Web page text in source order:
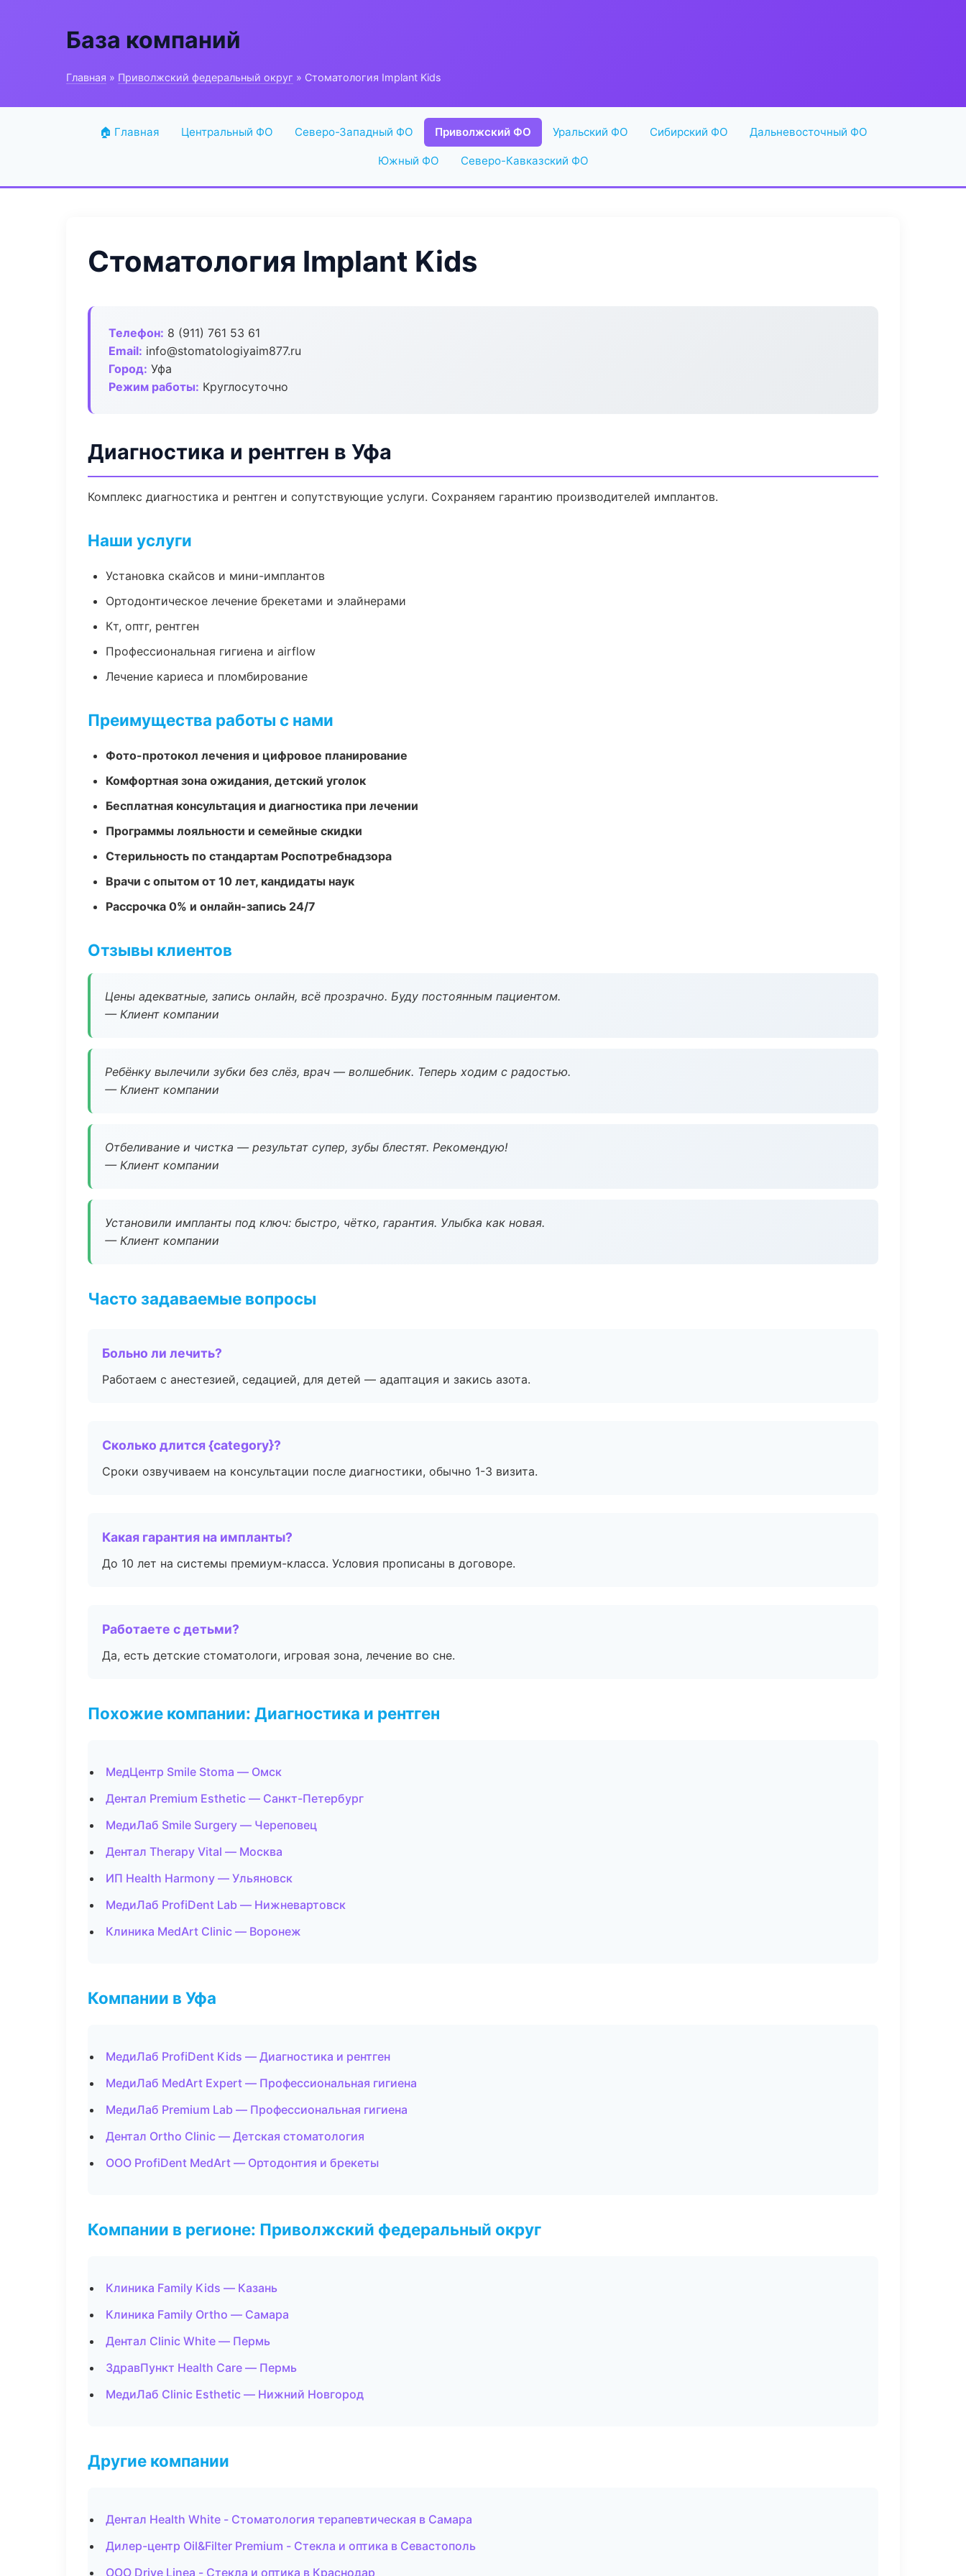
База компаний
Главная » Приволжский федеральный округ » Стоматология Implant Kids
🏠 Главная Центральный ФО Северо-Западный ФО Приволжский ФО Уральский ФО Сибирский ФО Дальневосточный ФО
Южный ФО Северо-Кавказский ФО
Стоматология Implant Kids
Телефон: 8 (911) 761 53 61
Email: info@stomatologiyaim877.ru
Город: Уфа
Режим работы: Круглосуточно
Диагностика и рентген в Уфа
Комплекс диагностика и рентген и сопутствующие услуги. Сохраняем гарантию производителей имплантов.
Наши услуги
Установка скайсов и мини-имплантов
Ортодонтическое лечение брекетами и элайнерами
Кт, оптг, рентген
Профессиональная гигиена и airflow
Лечение кариеса и пломбирование
Преимущества работы с нами
Фото-протокол лечения и цифровое планирование
Комфортная зона ожидания, детский уголок
Бесплатная консультация и диагностика при лечении
Программы лояльности и семейные скидки
Стерильность по стандартам Роспотребнадзора
Врачи с опытом от 10 лет, кандидаты наук
Рассрочка 0% и онлайн-запись 24/7
Отзывы клиентов
Цены адекватные, запись онлайн, всё прозрачно. Буду постоянным пациентом.
— Клиент компании
Ребёнку вылечили зубки без слёз, врач — волшебник. Теперь ходим с радостью.
— Клиент компании
Отбеливание и чистка — результат супер, зубы блестят. Рекомендую!
— Клиент компании
Установили импланты под ключ: быстро, чётко, гарантия. Улыбка как новая.
— Клиент компании
Часто задаваемые вопросы
Больно ли лечить?
Работаем с анестезией, седацией, для детей — адаптация и закись азота.
Сколько длится {category}?
Сроки озвучиваем на консультации после диагностики, обычно 1-3 визита.
Какая гарантия на импланты?
До 10 лет на системы премиум-класса. Условия прописаны в договоре.
Работаете с детьми?
Да, есть детские стоматологи, игровая зона, лечение во сне.
Похожие компании: Диагностика и рентген
МедЦентр Smile Stoma — Омск
Дентал Premium Esthetic — Санкт-Петербург
МедиЛаб Smile Surgery — Череповец
Дентал Therapy Vital — Москва
ИП Health Harmony — Ульяновск
МедиЛаб ProfiDent Lab — Нижневартовск
Клиника MedArt Clinic — Воронеж
Компании в Уфа
МедиЛаб ProfiDent Kids — Диагностика и рентген
МедиЛаб MedArt Expert — Профессиональная гигиена
МедиЛаб Premium Lab — Профессиональная гигиена
Дентал Ortho Clinic — Детская стоматология
ООО ProfiDent MedArt — Ортодонтия и брекеты
Компании в регионе: Приволжский федеральный округ
Клиника Family Kids — Казань
Клиника Family Ortho — Самара
Дентал Clinic White — Пермь
ЗдравПункт Health Care — Пермь
МедиЛаб Clinic Esthetic — Нижний Новгород
Другие компании
Дентал Health White - Стоматология терапевтическая в Самара
Дилер-центр Oil&Filter Premium - Стекла и оптика в Севастополь
ООО Drive Linea - Стекла и оптика в Краснодар